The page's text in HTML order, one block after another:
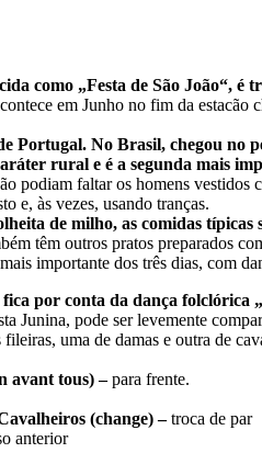
como „Festa de São João“,
em Junho no fim da estacão
Portugal. No Brasil, chegou no
rural e é a segunda mais
podiam faltar os homens
e, às vezes, usando tranças.
de milho, as comidas
têm outros pratos preparados
importante dos três dias, com
por conta da dança folclórica
Junina, pode ser levemente
uma de damas e outra de
avant tous) –para frente.
(change) –troca de par
anterior